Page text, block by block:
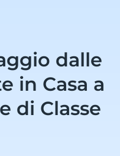
dalle
in Casa a
di Classe